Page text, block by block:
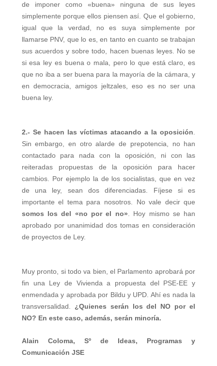
de imponer como «buena» ninguna de sus leyes
simplemente porque ellos piensen así. Que el gobierno,
igual que la verdad, no es suya simplemente por
llamarse PNV, que lo es, en tanto en cuanto se trabajan
sus acuerdos y sobre todo, hacen buenas leyes. No se
si esa ley es buena o mala, pero lo que está claro, es
que no iba a ser buena para la mayoría de la cámara, y
en democracia, amigos jeltzales, eso es no ser una
buena ley.
2.- Se hacen las víctimas atacando a la oposición
Sin embargo, en otro alarde de prepotencia, no han
contactado para nada con la oposición, ni con las
reiteradas propuestas de la oposición para hacer
cambios. Por ejemplo la de los socialistas, que en vez
de una ley, sean dos diferenciadas. Fíjese si es
importante el tema para nosotros. No vale decir que
somos los del «no por el no» . Hoy mismo se han
aprobado por unanimidad dos tomas en consideración
de proyectos de Ley.
Muy pronto, si todo va bien, el Parlamento aprobará por
fin una Ley de Vivienda a propuesta del PSE-EE y
enmendada y aprobada por Bildu y UPD. Ahí es nada la
transversalidad. ¿Quienes serán los del NO por el
NO? En este caso, además, serán minoría.
Alain Coloma, Sº de Ideas, Programas y
Comunicación JSE